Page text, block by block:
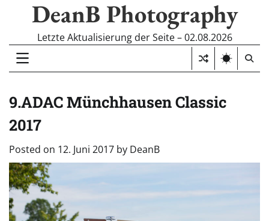
DeanB Photography
Letzte Aktualisierung der Seite – 02.08.2026
9.ADAC Münchhausen Classic
2017
Posted on 12. Juni 2017 by DeanB